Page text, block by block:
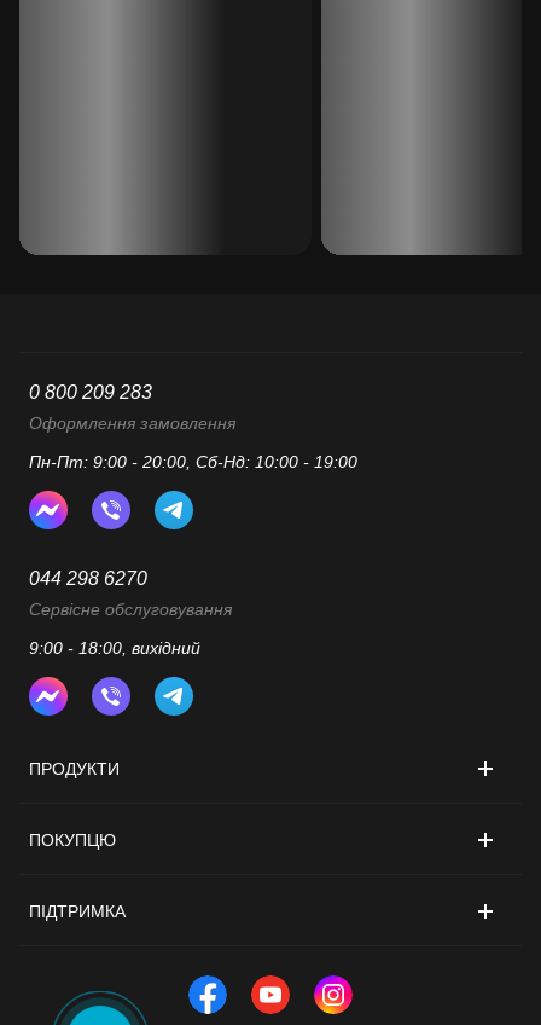
ПРОДУКТИ
ПОКУПЦЮ
ПІДТРИМКА
0 800 209 283
Оформлення замовлення
Пн-Пт: 9:00 - 20:00, Сб-Нд: 10:00 - 19:00
044 298 6270
Сервісне обслуговування
9:00 - 18:00, вихідний